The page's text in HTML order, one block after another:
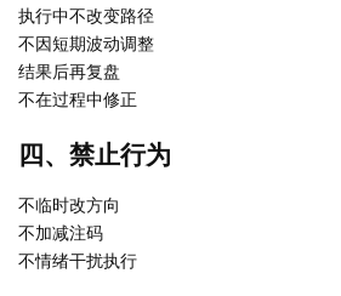
执行中不改变路径
不因短期波动调整
结果后再复盘
不在过程中修正
四、禁止行为
不临时改方向
不加减注码
不情绪干扰执行